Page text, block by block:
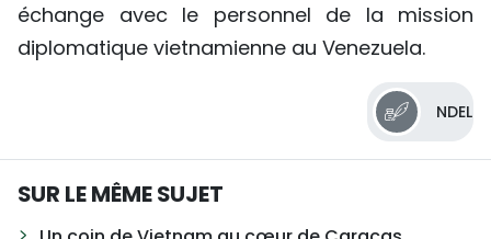
échange avec le personnel de la mission
diplomatique vietnamienne au Venezuela.
NDEL
SUR LE MÊME SUJET